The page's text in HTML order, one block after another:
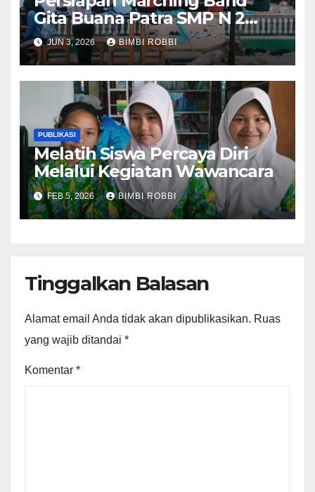
Gita Buana Patra SMP N 2
Batang Hari,Mengikuti Ivent
Di Bungo
JUN 3, 2026 BIMBI ROBBI
PUBLIKASI
Melatih Siswa Percaya Diri
Melalui Kegiatan Wawancara
FEB 5, 2026 BIMBI ROBBI
Tinggalkan Balasan
Alamat email Anda tidak akan dipublikasikan. Ruas
yang wajib ditandai *
Komentar *